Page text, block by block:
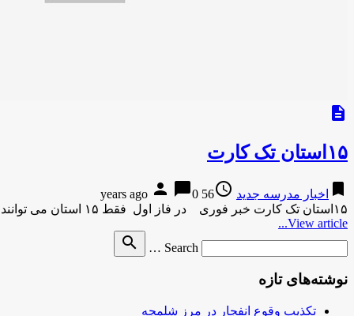
description
۱۵استان تک کارت
bookmark اخبار مدرسه جدید access_time
56 years ago
person chat_bubble0
۱۵استان تک کارت خبر فوری در فاز اول فقط ۱۵ استان می توانند در تک کارت ثبت نام نمایند. …
View article...
Search …
search
نوشته‌های تازه
تکذیب وقوع انفجار در مرز شلمچه